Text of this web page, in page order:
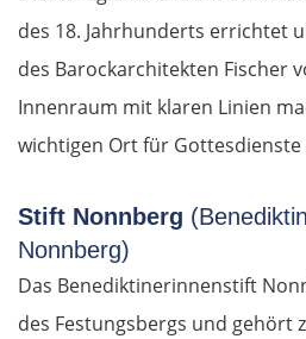
des 18. Jahrhunderts errichtet
des Barockarchitekten Fischer
Innenraum mit klaren Linien
wichtigen Ort für Gottesdienste
Stift Nonnberg
Nonnberg)
Das Benediktinerinnenstift
des Festungsbergs und gehört